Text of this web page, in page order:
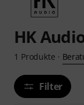
HK
1 Produkte ·
Filter